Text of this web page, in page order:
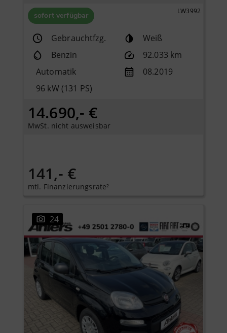
sofort verfügbar LW3992
Gebrauchtfzg.
Weiß
Benzin
92.033 km
Automatik
08.2019
96 kW (131 PS)
14.690,- €
MwSt. nicht ausweisbar
141,- €
mtl. Finanzierungsrate²
24